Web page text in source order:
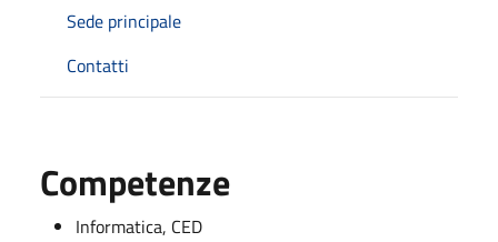
Sede principale
Contatti
Competenze
Informatica, CED